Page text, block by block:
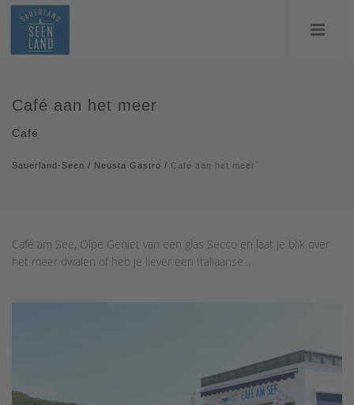
Café aan het meer
Café
Sauerland-Seen / Neusta Gastro / Café aan het meer
Café am See, Olpe Geniet van een glas Secco en laat je blik over
het meer dwalen of heb je liever een Italiaanse...